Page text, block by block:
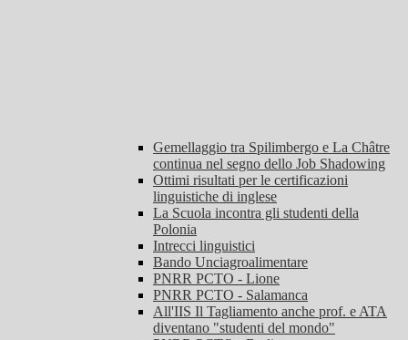
Gemellaggio tra Spilimbergo e La Châtre
continua nel segno dello Job Shadowing
Ottimi risultati per le certificazioni
linguistiche di inglese
La Scuola incontra gli studenti della
Polonia
Intrecci linguistici
Bando Unciagroalimentare
PNRR PCTO - Lione
PNRR PCTO - Salamanca
All'IIS Il Tagliamento anche prof. e ATA
diventano "studenti del mondo"